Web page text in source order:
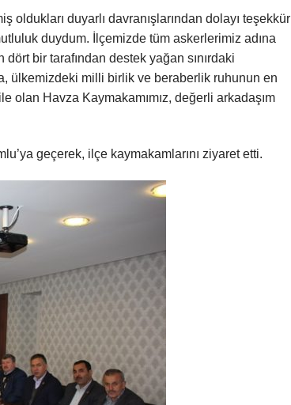
oldukları duyarlı davranışlarından dolayı teşekkür
duydum. İlçemizde tüm askerlerimiz adına
bir tarafından destek yağan sınırdaki
ülkemizdeki milli birlik ve beraberlik ruhunun en
olan Havza Kaymakamımız, değerli arkadaşım
geçerek, ilçe kaymakamlarını ziyaret etti.